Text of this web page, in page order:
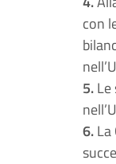
con
5.
6.